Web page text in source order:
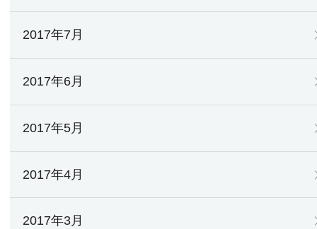
2017年7月
2017年6月
2017年5月
2017年4月
2017年3月